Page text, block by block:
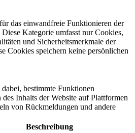
das einwandfreie Funktionieren der
Kategorie umfasst nur Cookies,
und Sicherheitsmerkmale der
Cookies speichern keine persönlichen
bestimmte Funktionen
Inhalts der Website auf Plattformen
von Rückmeldungen und andere
Beschreibung